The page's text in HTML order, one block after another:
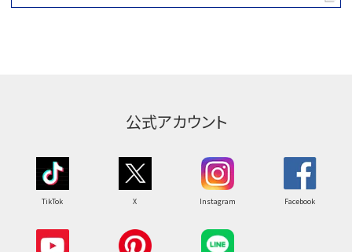
公式アカウント
TikTok X Instagram Facebook